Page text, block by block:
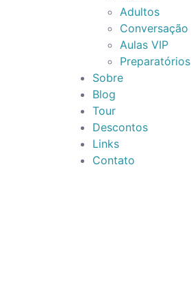
Adultos
Conversação
Aulas VIP
Preparatórios
Sobre
Blog
Tour
Descontos
Links
Contato